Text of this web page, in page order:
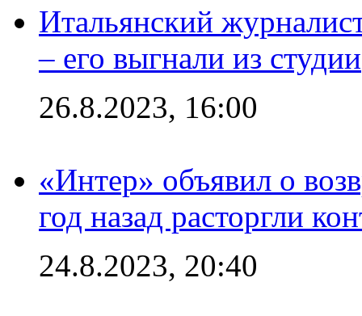
Итальянский
– его выгнали из студии
26.8.2023, 16:00
«Интер» объявил о
год назад расторгли
24.8.2023, 20:40